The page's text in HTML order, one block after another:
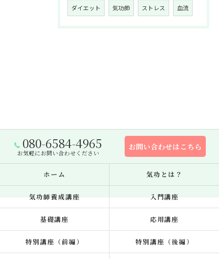
ダイエット 気功師 ストレス 血流
080-6584-4965
お気軽にお問い合わせください
お問い合わせはこちら
ホーム 気功とは？
気功師養成講座 入門講座
基礎講座 応用講座
特別講座（前編） 特別講座（後編）